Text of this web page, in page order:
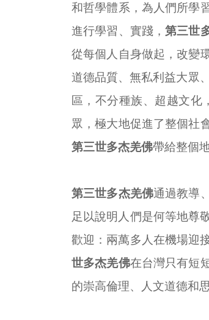
和哲學體系，為人們所學
進行學習、實踐，第三世
從每個人自身做起，改變
道德品質、無私利益大眾
區，不分種族、超越文
眾，極大地促進了整個社
第三世多杰羌佛帶給整個
第三世多杰羌佛通過教導
足以說明人們是何等地尊
歡迎：兩萬多人在機場迎
世多杰羌佛在台灣只有短
的崇高倫理、人文道德和